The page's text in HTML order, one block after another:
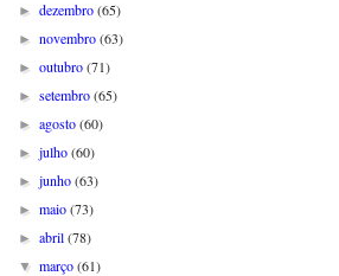
►dezembro(65)
►novembro(63)
►outubro(71)
►setembro(65)
►agosto(60)
►julho(60)
►junho(63)
►maio(73)
►abril(78)
▼março(61)